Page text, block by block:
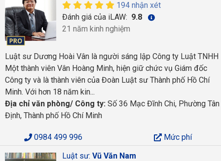
194 nhận xét
Đánh giá của iLAW: 9.8
21 năm kinh nghiệm
Luật sư Dương Hoài Vân là người sáng lập Công ty Luật TNHH
Một thành viên Vân Hoàng Minh, hiện giữ chức vụ Giám đốc
Công ty và là thành viên của Đoàn Luật sư Thành phố Hồ Chí
Minh. Với hơn 18 năm kin...
Địa chỉ văn phòng/ Công ty: Số 36 Mạc Đĩnh Chi, Phường Tân
Định, Thành phố Hồ Chí Minh
0984 499 996
Mức phí
Luật sư: Vũ Văn Nam